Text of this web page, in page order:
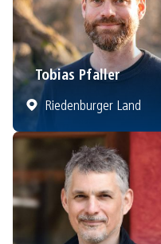
Tobias Pfaller
Riedenburger Land